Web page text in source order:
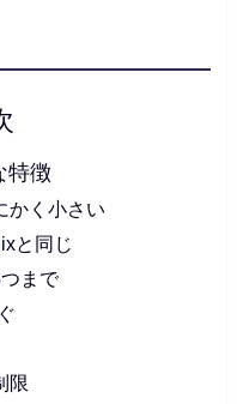
特徴
かく小さい
と同じ
まで
限